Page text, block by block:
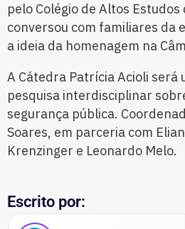
pelo Colégio de Altos Estudos
conversou com familiares da
a ideia da homenagem na
A Cátedra Patrícia Acioli será
pesquisa interdisciplinar
segurança pública.
Soares, em parceria com
Krenzinger e Leonardo Melo.
Escrito por: